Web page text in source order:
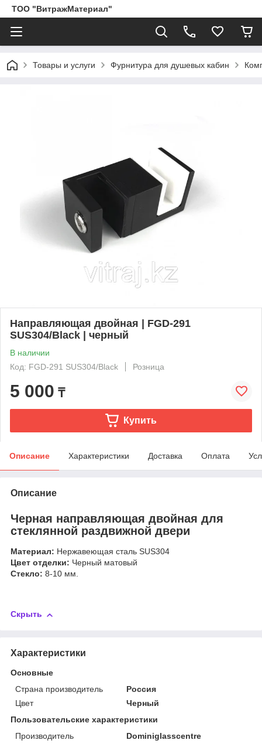
ТОО "ВитражМатериал"
Товары и услуги Фурнитура для душевых кабин
Направляющая двойная | FGD-291
SUS304/Black | черный
В наличии
Код: FGD-291 SUS304/Black
Розница
5 000 ₸
Купить
Описание Характеристики Доставка Оплата
Описание
Черная направляющая двойная для
стеклянной раздвижной двери
Материал: Нержавеющая сталь SUS304
Цвет отделки: Черный матовый
Стекло: 8-10 мм.
Скрыть
Характеристики
Основные
Страна производитель
Россия
Цвет
Черный
Пользовательские характеристики
Производитель
Dominiglasscentre